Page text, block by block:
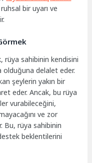
bir uyarı ve
rüya sahibinin kendisini
olduğuna delalet eder.
şeylerin yakın bir
eder. Ancak, bu rüya
vurabileceğini,
ve zor
Bu, rüya sahibinin
beklentilerini